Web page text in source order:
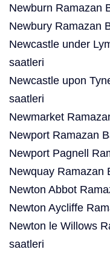
Newburn Ramazan
Newbury Ramazan
Newcastle under
saatleri
Newcastle upon
saatleri
Newmarket
Newport Ramazan
Newport Pagnell
Newquay Ramazan
Newton Abbot
Newton Aycliffe
Newton le Willows
saatleri